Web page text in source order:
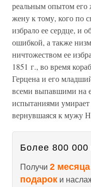
реальным опытом его
жену к тому, кого по
избрало ее сердце, и
ошибкой, а также
ничтожеством ее
1851 г., во время
Герцена и его
всеми выпавшими на
испытаниями
вернувшаяся к мужу
Более 800 000
Получи 2
подарок и